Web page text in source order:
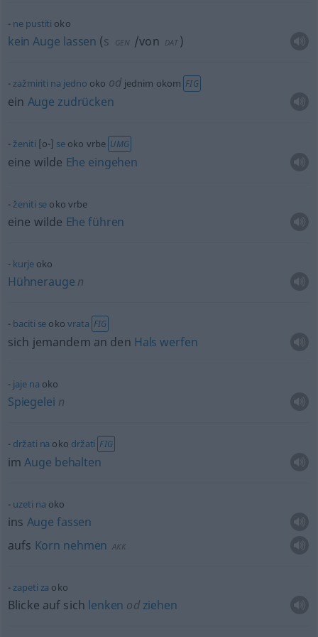
ne pustiti oko
kein Auge lassen (s GEN /von DAT )
zažmiriti na jedno oko od jednim okom FIG
ein Auge zudrücken
ženiti [o-] se oko vrbe UMG
eine wilde Ehe eingehen
ženiti se oko vrbe
eine wilde Ehe führen
kurjeoko
Hühnerauge n
baciti se okovrata FIG
sich jemandem an den Hals werfen
jaje na oko
Spiegelei n
držati na oko držati FIG
imAuge behalten
uzeti na oko
ins Auge fassen
aufs Korn nehmen AKK
zapeti za oko
Blicke auf sich lenken odziehen